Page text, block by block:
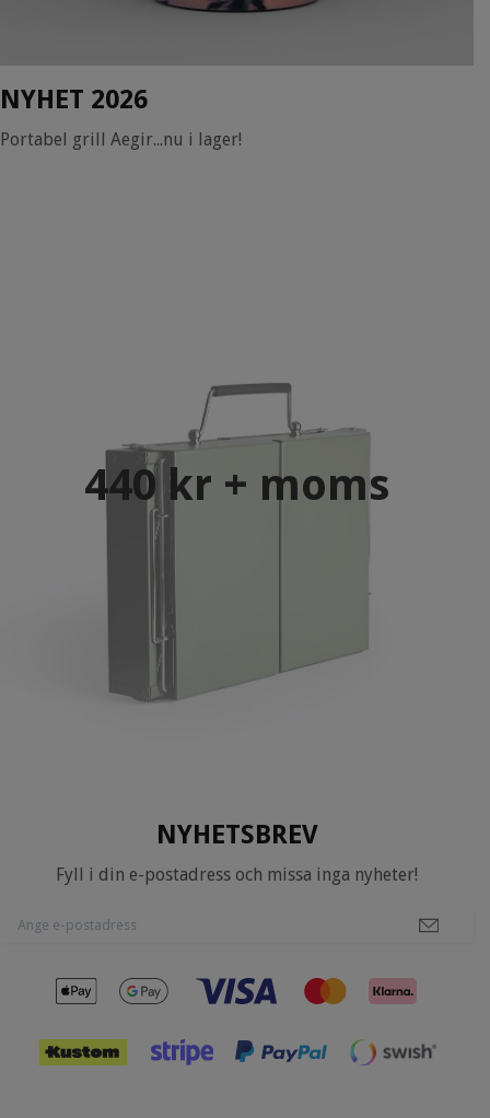
NYHET 2026
Portabel grill Aegir...nu i lager!
440 kr + moms
NYHETSBREV
Fyll i din e-postadress och missa inga nyheter!